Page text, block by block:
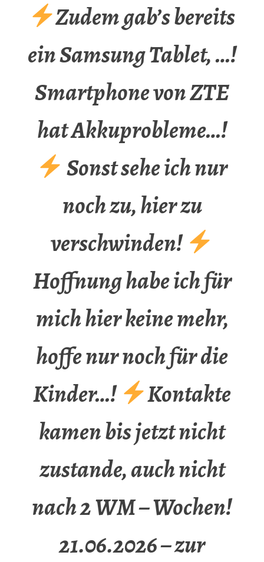
Zudem gab’s bereits
ein Samsung Tablet, …!
Smartphone von ZTE
hat Akkuprobleme…!
Sonst sehe ich nur
noch zu, hier zu
verschwinden!
Hoffnung habe ich für
mich hier keine mehr,
hoffe nur noch für die
Kinder…!
Kontakte
kamen bis jetzt nicht
zustande, auch nicht
nach 2 WM – Wochen!
21.06.2026 – zur